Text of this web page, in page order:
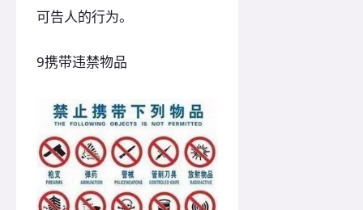
可告人的行为。
9携带违禁物品